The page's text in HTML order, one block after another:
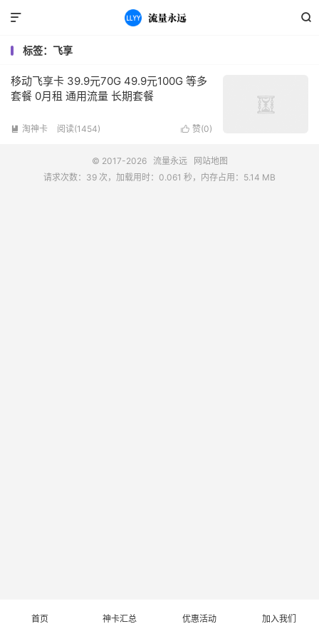


标签：飞享
移动飞享卡 39.9元70G 49.9元100G 等多
套餐 0月租 通用流量 长期套餐
 赞(0)
 淘神卡 阅读(1454)
首页 神卡汇总 优惠活动 加入我们
© 2017-2026 流量永远
网站地图
请求次数：39 次，加载用时：0.061 秒，内存占用：5.14 MB